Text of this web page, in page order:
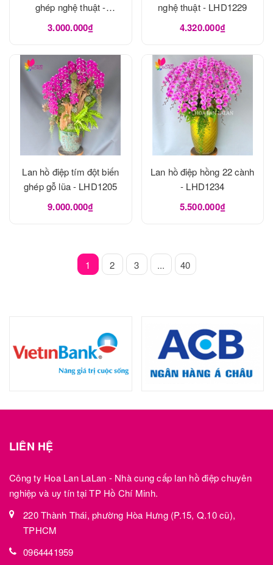
ghép nghệ thuật -
LHD1240
3.000.000₫
nghệ thuật - LHD1229
4.320.000₫
Lan hồ điệp tím đột biến
ghép gỗ lũa - LHD1205
9.000.000₫
Lan hồ điệp hồng 22 cành
- LHD1234
5.500.000₫
1 2 3 ... 40
LIÊN HỆ
Công ty Hoa Lan LaLan - Nhà cung cấp lan hồ điệp chuyên
nghiệp và uy tín tại TP Hồ Chí Minh.
220 Thành Thái, phường Hòa Hưng (P.15, Q.10 cũ),
TPHCM
0964441959